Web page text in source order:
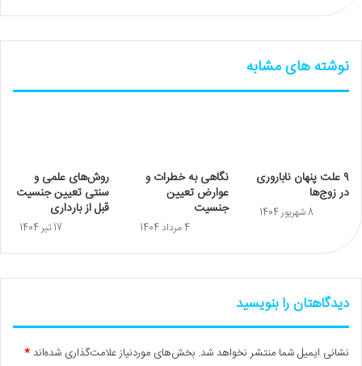
نوشته های مشابه
۹ علت‌ پنهان ناباروری
در زوج‌ها
8 شهریور 1404
نگاهی به خطرات و
عوارض تعیین
جنسیت
4 مرداد 1404
روش‌های علمی و
سنتی تعیین جنسیت
قبل از بارداری
17 تیر 1404
دیدگاهتان را بنویسید
نشانی ایمیل شما منتشر نخواهد شد. بخش‌های موردنیاز علامت‌گذاری شده‌اند*